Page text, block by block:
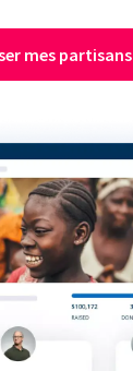
mes partisans